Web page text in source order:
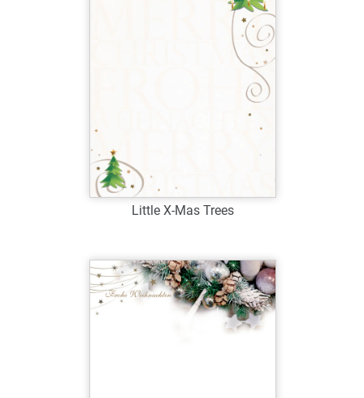
Zum Merkzettel hinzufügen
Little X-Mas Trees
Art.-Nr.: W39070
Verfügbar